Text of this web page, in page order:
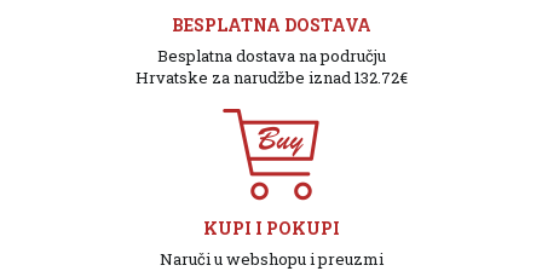
BESPLATNA DOSTAVA
Besplatna dostava na području
Hrvatske za narudžbe iznad 132.72€
KUPI I POKUPI
Naruči u webshopu i preuzmi